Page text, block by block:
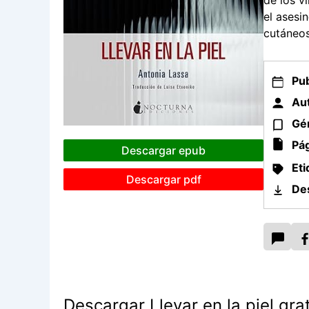
Descargar epub
Descargar pdf
el